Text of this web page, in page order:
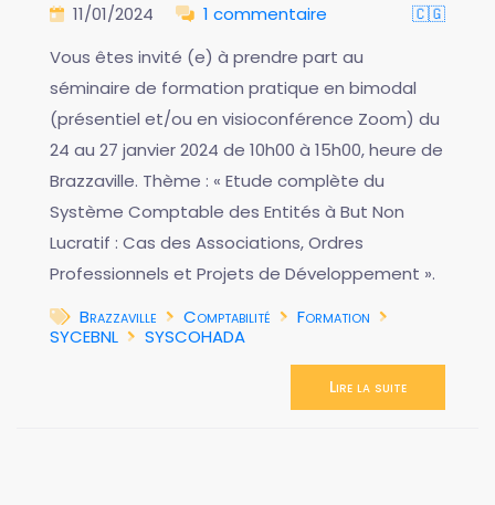
11/01/2024 1 commentaire
🇨🇬
Vous êtes invité (e) à prendre part au
séminaire de formation pratique en bimodal
(présentiel et/ou en visioconférence Zoom) du
24 au 27 janvier 2024 de 10h00 à 15h00, heure de
Brazzaville. Thème : « Etude complète du
Système Comptable des Entités à But Non
Lucratif : Cas des Associations, Ordres
Professionnels et Projets de Développement ».
Brazzaville
Comptabilité
Formation
SYCEBNL
SYSCOHADA
Lire la suite